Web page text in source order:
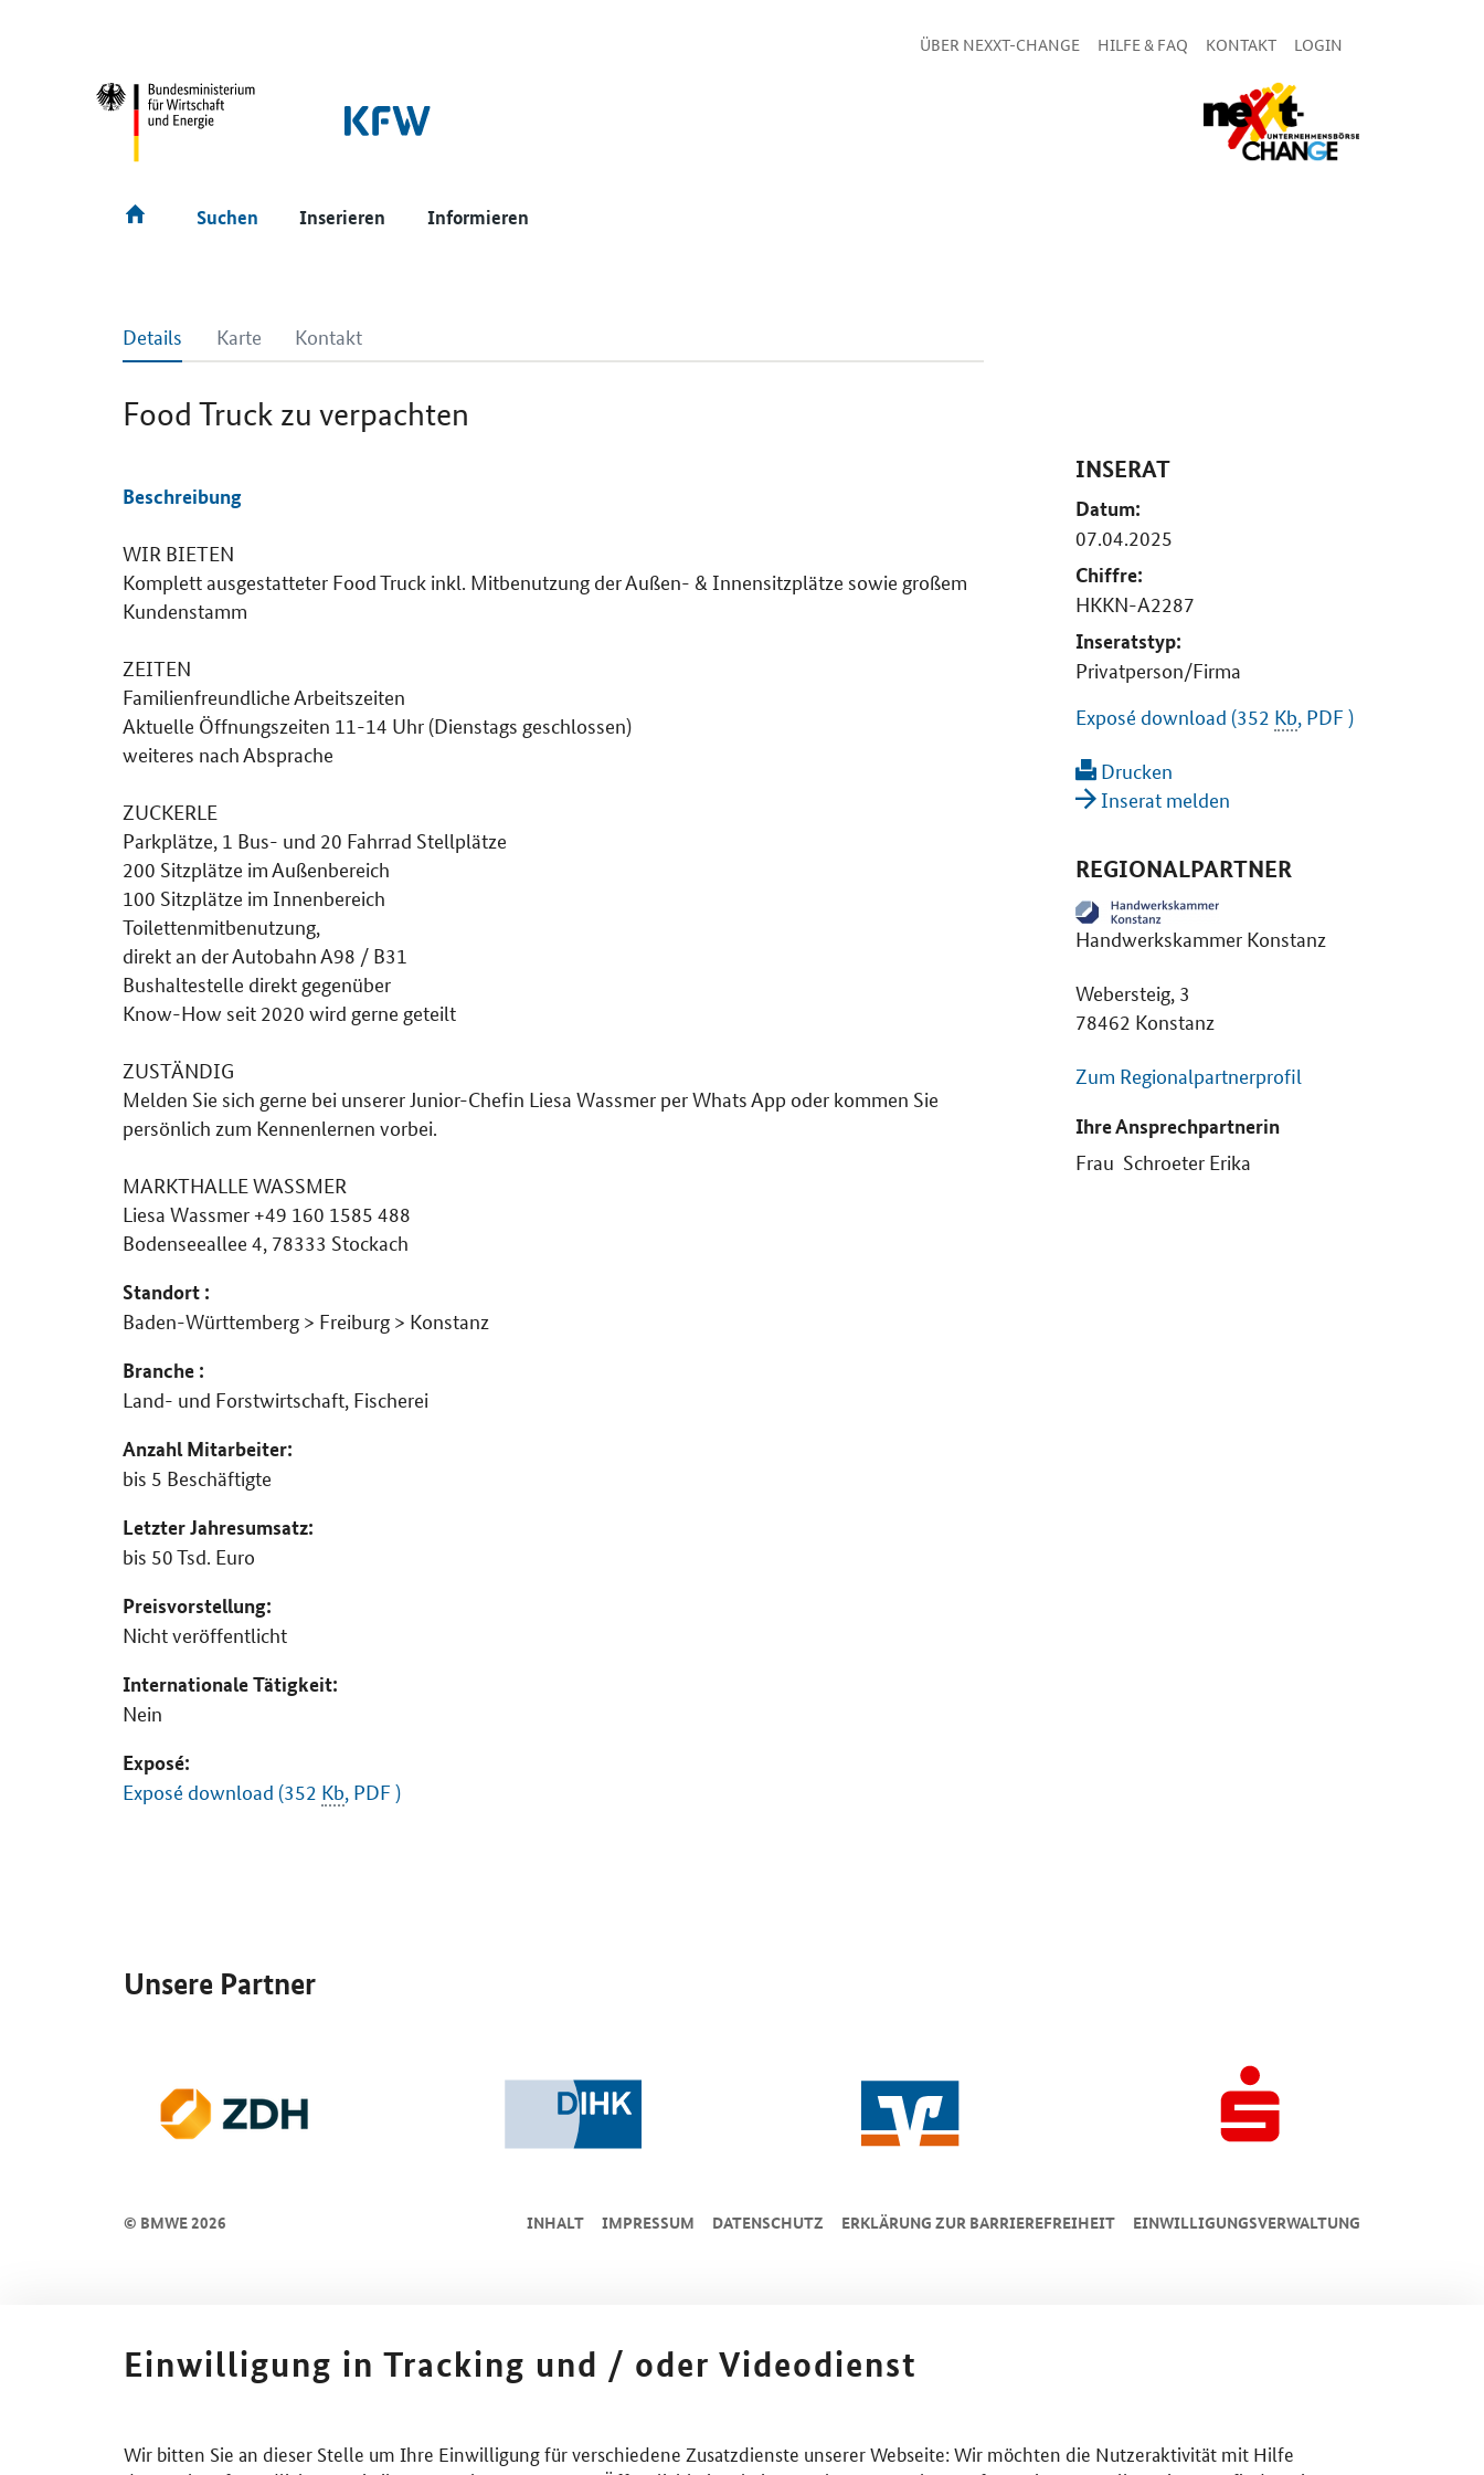
ÜBER NEXXT-CHANGE HILFE & FAQ KONTAKT LOGIN
Suchen Inserieren Informieren
Details Karte Kontakt
Food Truck zu verpachten
Details
Beschreibung
WIR BIETEN
Komplett ausgestatteter Food Truck inkl. Mitbenutzung der Außen- & Innensitzplätze sowie großem
Kundenstamm
ZEITEN
Familienfreundliche Arbeitszeiten
Aktuelle Öffnungszeiten 11-14 Uhr (Dienstags geschlossen)
weiteres nach Absprache
ZUCKERLE
Parkplätze, 1 Bus- und 20 Fahrrad Stellplätze
200 Sitzplätze im Außenbereich
100 Sitzplätze im Innenbereich
Toilettenmitbenutzung,
direkt an der Autobahn A98 / B31
Bushaltestelle direkt gegenüber
Know-How seit 2020 wird gerne geteilt
ZUSTÄNDIG
Melden Sie sich gerne bei unserer Junior-Chefin Liesa Wassmer per Whats App oder kommen Sie
persönlich zum Kennenlernen vorbei.
MARKTHALLE WASSMER
Liesa Wassmer +49 160 1585 488
Bodenseeallee 4, 78333 Stockach
Standort :
Baden-Württemberg > Freiburg > Konstanz
Branche :
Land- und Forstwirtschaft, Fischerei
Anzahl Mitarbeiter:
bis 5 Beschäftigte
Letzter Jahresumsatz:
bis 50 Tsd. Euro
Preisvorstellung:
Nicht veröffentlicht
Internationale Tätigkeit:
Nein
Exposé:
Exposé download (352 Kb, PDF )
INSERAT
Datum:
07.04.2025
Chiffre:
HKKN-A2287
Inseratstyp:
Privatperson/Firma
Exposé download (352 Kb, PDF )
Drucken
Inserat melden
REGIONALPARTNER
Handwerkskammer Konstanz
Webersteig, 3
78462 Konstanz
Zum Regionalpartnerprofil
Ihre Ansprechpartnerin
Frau Schroeter Erika
Unsere Partner
© BMWE 2026 INHALT IMPRESSUM DA­TEN­SCHUTZ ERKLÄRUNG ZUR BARRIEREFREIHEIT EINWILLIGUNGSVERWALTUNG
Einwilligung in Tracking und / oder Videodienst
Wir bitten Sie an dieser Stelle um Ihre Einwilligung für verschiedene Zusatzdienste unserer Webseite: Wir möchten die Nutzeraktivität mit Hilfe